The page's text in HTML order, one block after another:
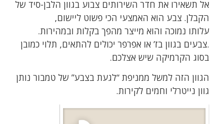
אל תשאירו את חדר השירותים צבוע בגוון הלבן-סיד של
הקבלן. צבע הוא האמצעי הכי פשוט ליישום,
עלותו נמוכה והוא מייצר מהפך בקלות ובמהירות.
.צבעים בגוון בז’ או אפרפר יכולים להתאים, תלוי כמובן
בסוג הקרמיקה שיש אצלכם.
הגוון הזה למשל ממניפת “לגעת בצבע” של טמבור נותן
גוון נייטרלי וחמים לקירות.